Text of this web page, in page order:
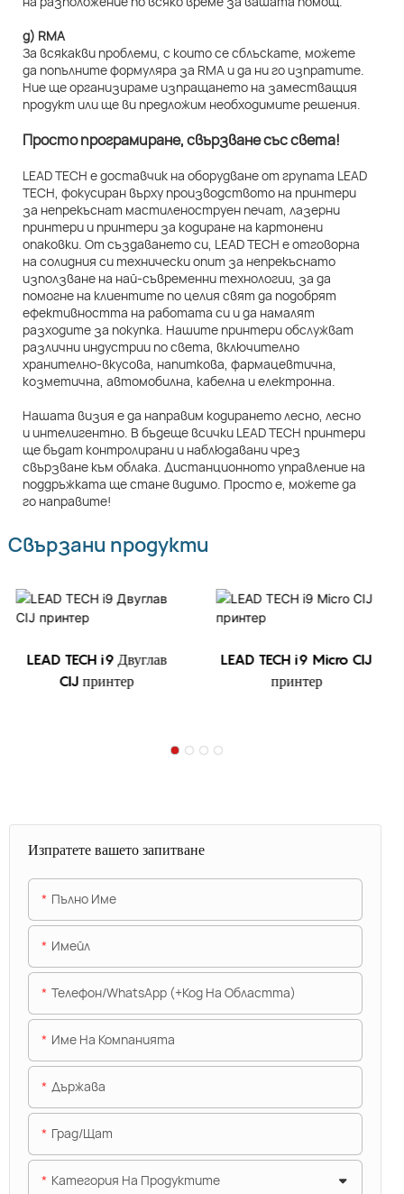
д) RMA
За всякакви проблеми, с които се сблъскате, можете
да попълните формуляра за RMA и да ни го изпратите.
Ние ще организираме изпращането на заместващия
продукт или ще ви предложим необходимите решения.
Просто програмиране, свързване със света!
LEAD TECH е доставчик на оборудване от групата LEAD
TECH, фокусиран върху производството на принтери
за непрекъснат мастиленоструен печат, лазерни
принтери и принтери за кодиране на картонени
опаковки. От създаването си, LEAD TECH е отговорна
на солидния си технически опит за непрекъснато
използване на най-съвременни технологии, за да
помогне на клиентите по целия свят да подобрят
ефективността на работата си и да намалят
разходите за покупка. Нашите принтери обслужват
различни индустрии по света, включително
хранително-вкусова, напиткова, фармацевтична,
козметична, автомобилна, кабелна и електронна.
Нашата визия е да направим кодирането лесно, лесно
и интелигентно. В бъдеще всички LEAD TECH принтери
ще бъдат контролирани и наблюдавани чрез
свързване към облака. Дистанционното управление на
поддръжката ще стане видимо. Просто е, можете да
го направите!
Свързани продукти
LEAD TECH i9 Двуглав
CIJ принтер
LEAD TECH i9 Micro CIJ
принтер
Изпратете вашето запитване
Пълно Име
Имейл
Телефон/WhatsApp (+Код На Областта)
Име На Компанията
Държава
Град/щат
Категория На Продуктите